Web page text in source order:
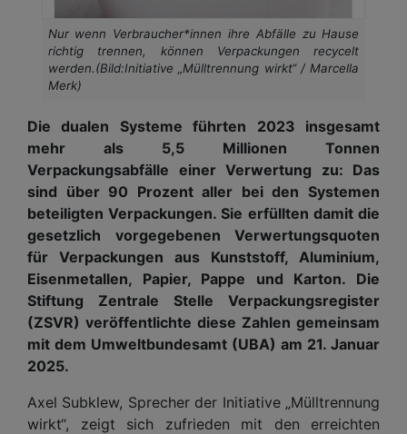
Nur wenn Verbraucher*innen ihre Abfälle zu Hause
richtig trennen, können Verpackungen recycelt
werden.(Bild:Initiative „Mülltrennung wirkt“ / Marcella
Merk)
Die dualen Systeme führten 2023 insgesamt
mehr als 5,5 Millionen Tonnen
Verpackungsabfälle einer Verwertung zu: Das
sind über 90 Prozent aller bei den Systemen
beteiligten Verpackungen. Sie erfüllten damit die
gesetzlich vorgegebenen Verwertungsquoten
für Verpackungen aus Kunststoff, Aluminium,
Eisenmetallen, Papier, Pappe und Karton. Die
Stiftung Zentrale Stelle Verpackungsregister
(ZSVR) veröffentlichte diese Zahlen gemeinsam
mit dem Umweltbundesamt (UBA) am 21. Januar
2025.
Axel Subklew, Sprecher der Initiative „Mülltrennung
wirkt“, zeigt sich zufrieden mit den erreichten